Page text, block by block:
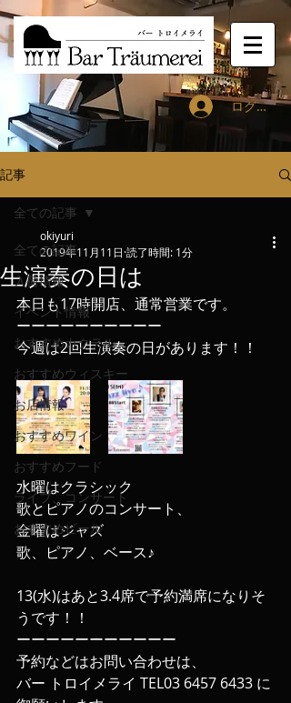
ログイン
記事
全ての記事
入荷情報
イベント情報
おすすめカクテル
おすすめウィスキー
お店情報
おすすめワイン
おすすめフード
ライブ、コンサート
おすすめビール
全ての記事
生演奏の日は
okiyuri
2019年11月11日 読了時間: 1分
本日も17時開店、通常営業です。
ーーーーーーーーーー
今週は2回生演奏の日があります！！
水曜はクラシック
歌とピアノのコンサート、
金曜はジャズ
歌、ピアノ、ベース♪
13(水)はあと3.4席で予約満席になりそ
うです！！
ーーーーーーーーーーー
予約などはお問い合わせは、
バー トロイメライ TEL03 6457 6433 に